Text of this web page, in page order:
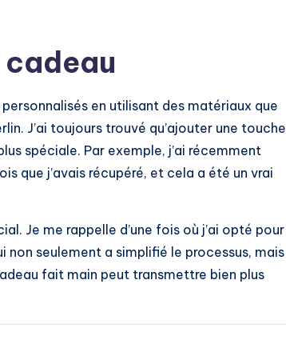
en utilisant des matériaux que
J’ai toujours trouvé qu’ajouter une touche
spéciale. Par exemple, j’ai récemment
que j’avais récupéré, et cela a été un vrai
Je me rappelle d’une fois où j’ai opté pour
seulement a simplifié le processus, mais
fait main peut transmettre bien plus